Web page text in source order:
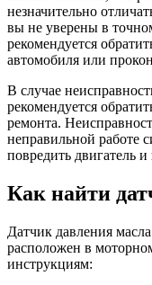
незначительно
вы не уверены в
рекомендуется
автомобиля или
В случае
рекомендуется
ремонта.
неправильной работе
повредить двигатель
Как найти
Датчик давления
расположен в
инструкциям: